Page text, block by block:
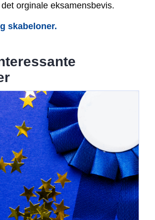
orginale eksamensbevis.
skabeloner.